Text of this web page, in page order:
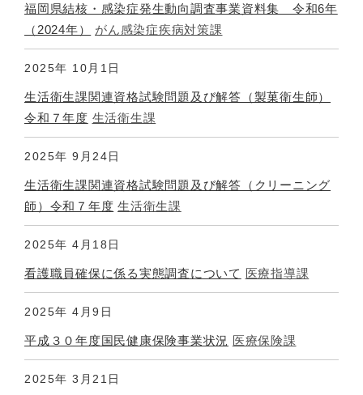
福岡県結核・感染症発生動向調査事業資料集 令和6年
（2024年）
がん感染症疾病対策課
2025年 10月1日
生活衛生課関連資格試験問題及び解答（製菓衛生師）
令和７年度 生活衛生課
2025年 9月24日
生活衛生課関連資格試験問題及び解答（クリーニング
師）令和７年度 生活衛生課
2025年 4月18日
看護職員確保に係る実態調査について 医療指導課
2025年 4月9日
平成３０年度国民健康保険事業状況 医療保険課
2025年 3月21日